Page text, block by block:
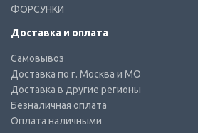
ФОРСУНКИ
Доставка и оплата
Самовывоз
Доставка по г. Москва и МО
Доставка в другие регионы
Безналичная оплата
Оплата наличными